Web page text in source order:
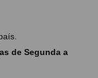
de Segunda a